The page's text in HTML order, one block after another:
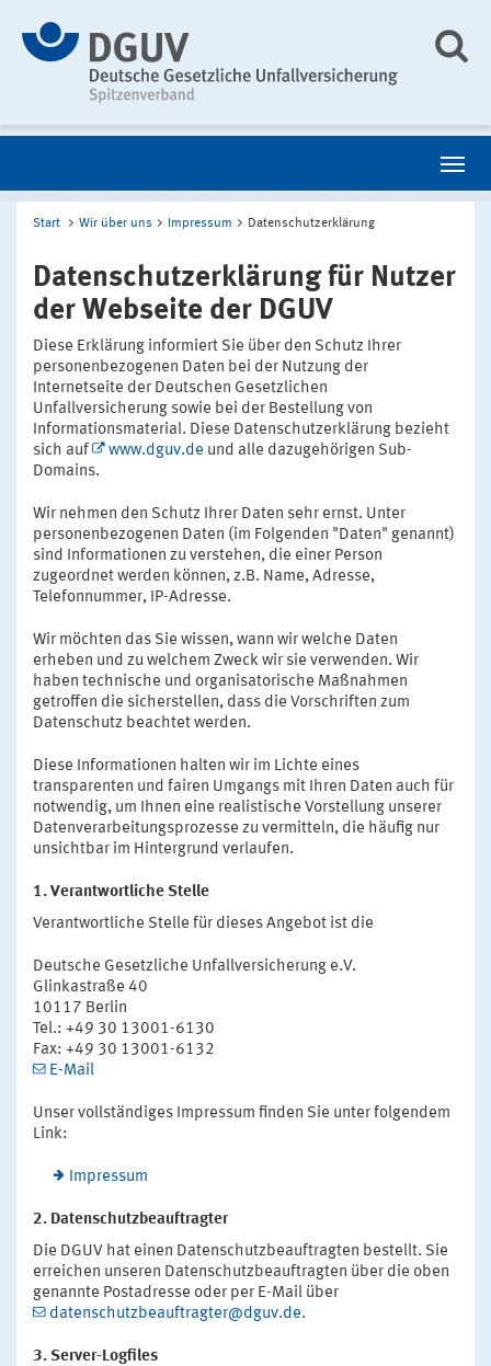
Start Wir über uns Impressum Datenschutzerklärung
Datenschutzerklärung für Nutzer
der Webseite der DGUV
Diese Erklärung informiert Sie über den Schutz Ihrer
personenbezogenen Daten bei der Nutzung der
Internetseite der Deutschen Gesetzlichen
Unfallversicherung sowie bei der Bestellung von
Informationsmaterial. Diese Datenschutzerklärung bezieht
sich auf
www.dguv.de und alle dazugehörigen Sub-
Domains.
Wir nehmen den Schutz Ihrer Daten sehr ernst. Unter
personenbezogenen Daten (im Folgenden "Daten" genannt)
sind Informationen zu verstehen, die einer Person
zugeordnet werden können, z.B. Name, Adresse,
Telefonnummer, IP-Adresse.
Wir möchten das Sie wissen, wann wir welche Daten
erheben und zu welchem Zweck wir sie verwenden. Wir
haben technische und organisatorische Maßnahmen
getroffen die sicherstellen, dass die Vorschriften zum
Datenschutz beachtet werden.
Diese Informationen halten wir im Lichte eines
transparenten und fairen Umgangs mit Ihren Daten auch für
notwendig, um Ihnen eine realistische Vorstellung unserer
Datenverarbeitungsprozesse zu vermitteln, die häufig nur
unsichtbar im Hintergrund verlaufen.
1. Verantwortliche Stelle
Verantwortliche Stelle für dieses Angebot ist die
Deutsche Gesetzliche Unfallversicherung e.V.
Glinkastraße 40
10117 Berlin
Tel.: +49 30 13001-6130
Fax: +49 30 13001-6132
E-Mail
Unser vollständiges Impressum finden Sie unter folgendem
Link:
Impressum
2. Datenschutzbeauftragter
Die DGUV hat einen Datenschutzbeauftragten bestellt. Sie
erreichen unseren Datenschutzbeauftragten über die oben
genannte Postadresse oder per E-Mail über
datenschutzbeauftragter@dguv.de.
3. Server-Logfiles